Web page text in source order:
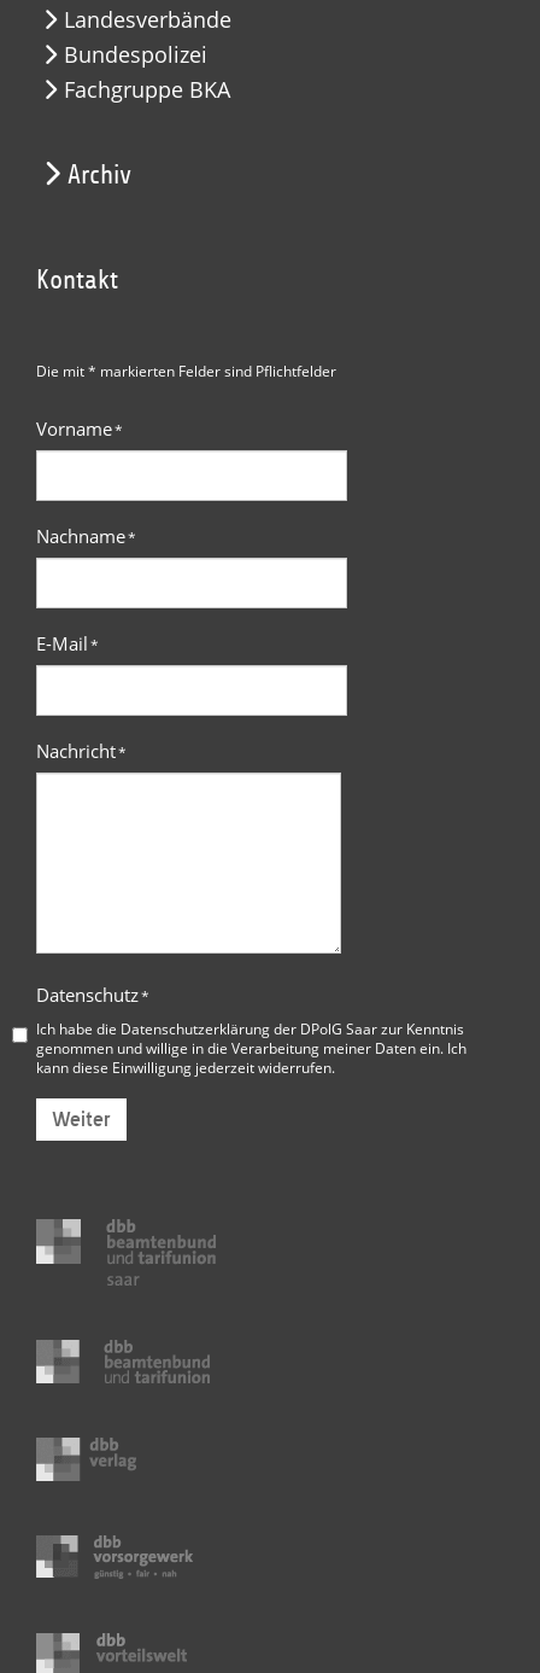
Landesverbände
Bundespolizei
Fachgruppe BKA
Archiv
Kontakt
Die mit * markierten Felder sind Pflichtfelder
Vorname*
Nachname*
E-Mail*
Nachricht*
Datenschutz*
Ich habe die Datenschutzerklärung der DPolG Saarzur Kenntnis
genommen und willige in die Verarbeitung meiner Daten ein. Ich
kann diese Einwilligung jederzeit widerrufen.
Weiter